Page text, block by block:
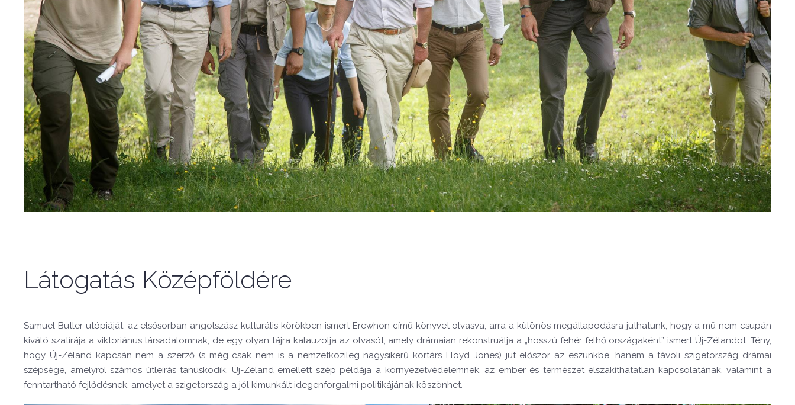
Látogatás Középföldére
Samuel Butler utópiáját, az elsősorban angolszász kulturális körökben ismert Erewhon című könyvet olvasva, arra a különös megállapodásra juthatunk, hogy a mű nem csupán
kiváló szatírája a viktoriánus társadalomnak, de egy olyan tájra kalauzolja az olvasót, amely drámaian rekonstruálja a „hosszú fehér felhő országaként” ismert Új-Zélandot. Tény,
hogy Új-Zéland kapcsán nem a szerző (s még csak nem is a nemzetközileg nagysikerű kortárs Lloyd Jones) jut először az eszünkbe, hanem a távoli szigetország drámai
szépsége, amelyről számos útleírás tanúskodik. Új-Zéland emellett szép példája a környezetvédelemnek, az ember és természet elszakíthatatlan kapcsolatának, valamint a
fenntartható fejlődésnek, amelyet a szigetország a jól kimunkált idegenforgalmi politikájának köszönhet.